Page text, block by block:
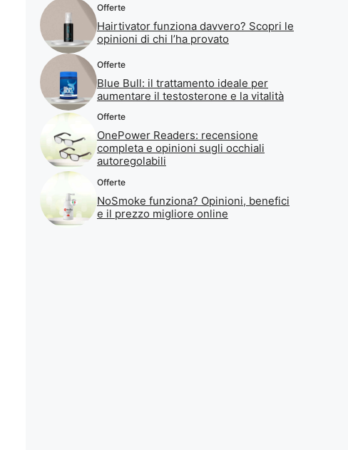
Offerte
Hairtivator funziona davvero? Scopri le
opinioni di chi l’ha provato
Offerte
Blue Bull: il trattamento ideale per
aumentare il testosterone e la vitalità
Offerte
OnePower Readers: recensione
completa e opinioni sugli occhiali
autoregolabili
Offerte
NoSmoke funziona? Opinioni, benefici
e il prezzo migliore online